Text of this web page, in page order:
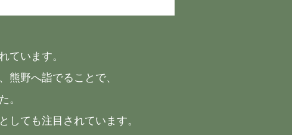
ています。
熊野へ詣でることで、
。
しても注目されています。